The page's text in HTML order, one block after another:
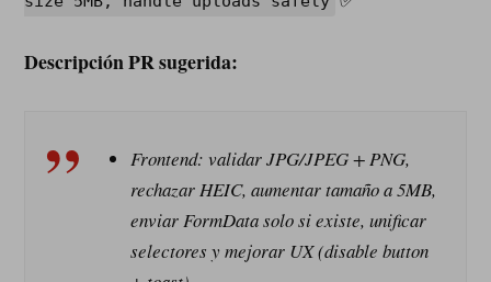
Descripción PR sugerida:
Frontend: validar JPG/JPEG + PNG,
rechazar HEIC, aumentar tamaño a 5MB,
enviar FormData solo si existe, unificar
selectores y mejorar UX (disable button